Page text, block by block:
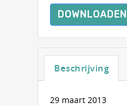
DOWNLOADEN
Beschrijving
29 maart 2013